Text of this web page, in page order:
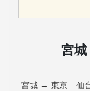
宮城
宮城 → 東京 仙